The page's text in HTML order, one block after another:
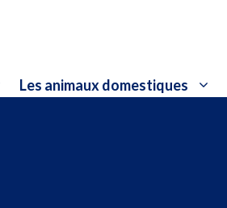
Les animaux domestiques